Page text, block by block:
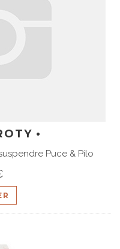
•
Puce & Pilo